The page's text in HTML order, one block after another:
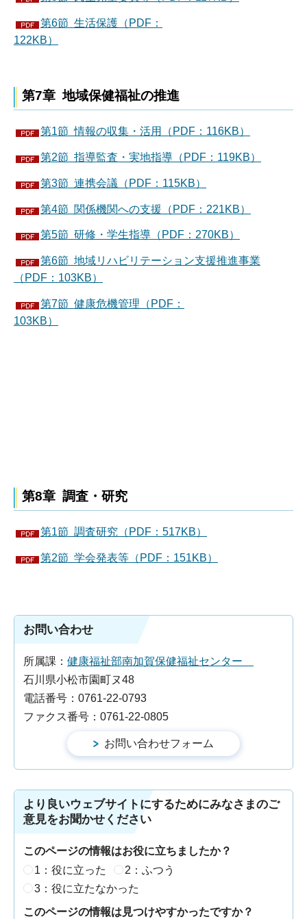
第6節 生活保護（PDF：
122KB）
第7章 地域保健福祉の推進
第1節 情報の収集・活用（PDF：116KB）
第2節 指導監査・実地指導（PDF：119KB）
第3節 連携会議（PDF：115KB）
第4節 関係機関への支援（PDF：221KB）
第5節 研修・学生指導（PDF：270KB）
第6節 地域リハビリテーション支援推進事業
（PDF：103KB）
第7節 健康危機管理（PDF：
103KB）
第8章 調査・研究
第1節 調査研究（PDF：517KB）
第2節 学会発表等（PDF：151KB）
お問い合わせ
所属課： 健康福祉部南加賀保健福祉センター
石川県小松市園町ヌ48
電話番号：0761-22-0793
ファクス番号：0761-22-0805
より良いウェブサイトにするためにみなさまのご
意見をお聞かせください
このページの情報はお役に立ちましたか？
1：役に立った
2：ふつう
3：役に立たなかった
このページの情報は見つけやすかったですか？